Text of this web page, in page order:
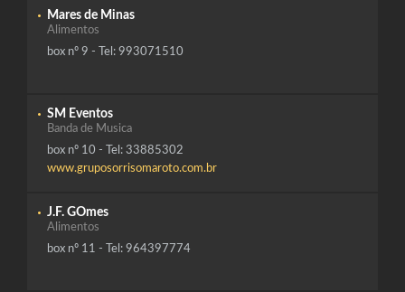
Mares de Minas
Alimentos
box nº 9 - Tel: 993071510
SM Eventos
Banda de Musica
box nº 10 - Tel: 33885302
www.gruposorrisomaroto.com.br
J.F. GOmes
Alimentos
box nº 11 - Tel: 964397774